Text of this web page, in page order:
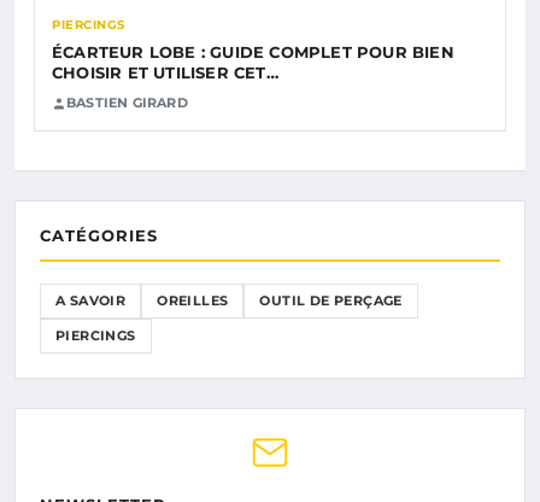
PIERCINGS
ÉCARTEUR LOBE : GUIDE COMPLET POUR BIEN
CHOISIR ET UTILISER CET…
BASTIEN GIRARD
CATÉGORIES
A SAVOIR OREILLES OUTIL DE PERÇAGE
PIERCINGS